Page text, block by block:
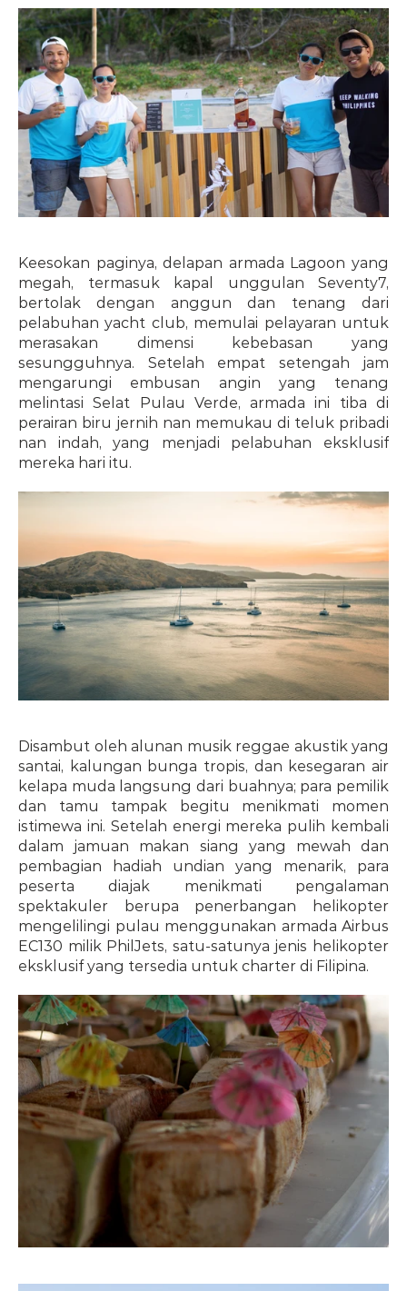
Keesokan paginya, delapan armada Lagoon yang
megah, termasuk kapal unggulan Seventy7,
bertolak dengan anggun dan tenang dari
pelabuhan yacht club, memulai pelayaran untuk
merasakan dimensi kebebasan yang
sesungguhnya. Setelah empat setengah jam
mengarungi embusan angin yang tenang
melintasi Selat Pulau Verde, armada ini tiba di
perairan biru jernih nan memukau di teluk pribadi
nan indah, yang menjadi pelabuhan eksklusif
mereka hari itu.
Disambut oleh alunan musik reggae akustik yang
santai, kalungan bunga tropis, dan kesegaran air
kelapa muda langsung dari buahnya; para pemilik
dan tamu tampak begitu menikmati momen
istimewa ini. Setelah energi mereka pulih kembali
dalam jamuan makan siang yang mewah dan
pembagian hadiah undian yang menarik, para
peserta diajak menikmati pengalaman
spektakuler berupa penerbangan helikopter
mengelilingi pulau menggunakan armada Airbus
EC130 milik PhilJets, satu-satunya jenis helikopter
eksklusif yang tersedia untuk charter di Filipina.